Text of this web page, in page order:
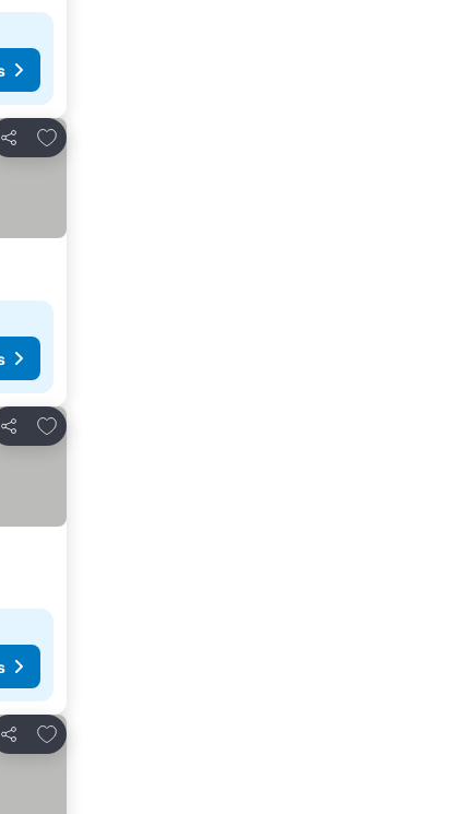
Compartir
Añadir a favoritos
Compartir
Añadir a favoritos
Compartir
Añadir a favoritos